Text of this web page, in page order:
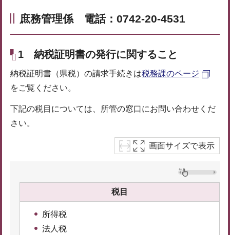
庶務管理係 電話：0742-20-4531
1 納税証明書の発行に関すること
納税証明書（県税）の請求手続きは税務課のページ
をご覧ください。
下記の税目については、所管の窓口にお問い合わせくだ
さい。
画面サイズで表示
税目
所得税
法人税